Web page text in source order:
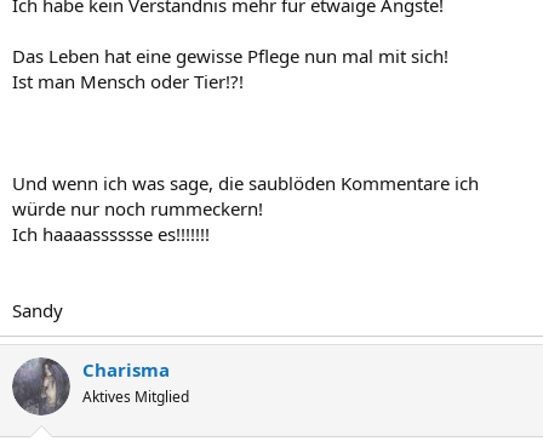
Das Leben hat eine gewisse Pflege nun mal mit sich!
Ist man Mensch oder Tier!?!
Und wenn ich was sage, die saublöden Kommentare ich
würde nur noch rummeckern!
Ich haaaasssssse es!!!!!!!
Sandy
Charisma
Aktives Mitglied